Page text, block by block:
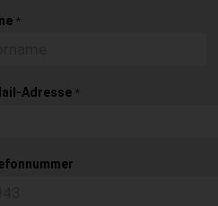
*
Adresse *